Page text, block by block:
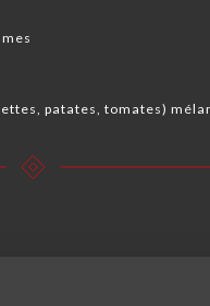
patates, tomates)